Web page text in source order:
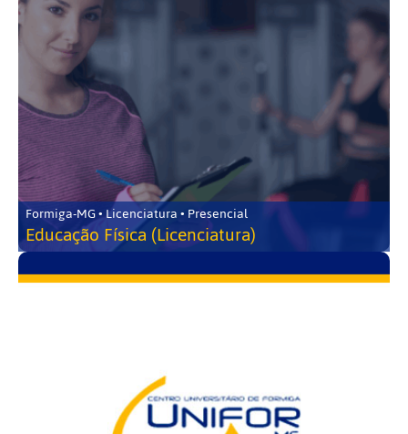
Formiga-MG • Licenciatura • Presencial
Educação Física (Licenciatura)